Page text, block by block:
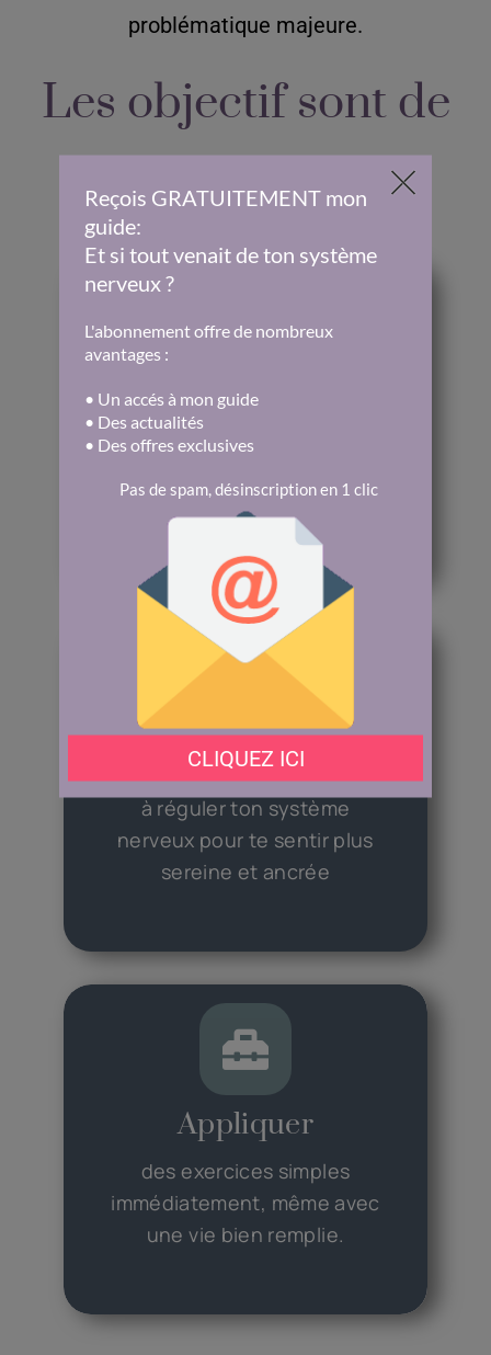
problématique majeure.
Les objectif sont de
:
Comprendre
ce qui se passe dans ton
corps et ton esprit (sans
termes compliqués)
Apprendre
à réguler ton système
nerveux pour te sentir plus
sereine et ancrée
Appliquer
des exercices simples
immédiatement, même avec
une vie bien remplie.